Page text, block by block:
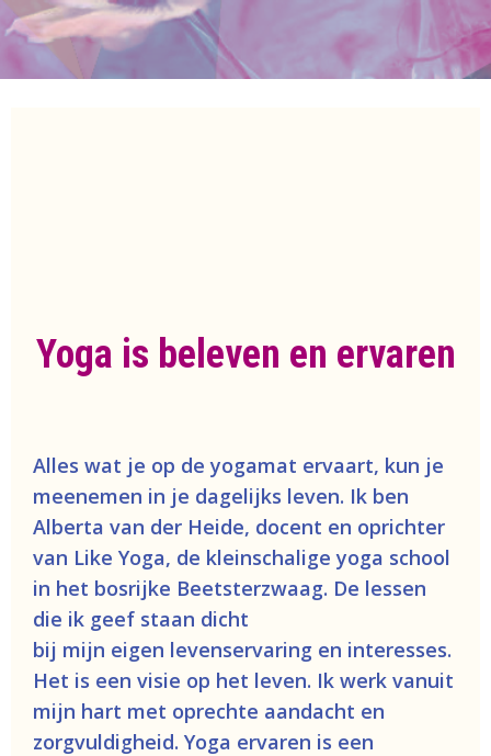
Yoga is beleven en ervaren
Alles wat je op de yogamat ervaart, kun je
meenemen in je dagelijks leven. Ik ben
Alberta van der Heide, docent en oprichter
van Like Yoga, de kleinschalige yoga school
in het bosrijke Beetsterzwaag. De lessen
die ik geef staan dicht
bij mijn eigen levenservaring en interesses.
Het is een visie op het leven. Ik werk vanuit
mijn hart met oprechte aandacht en
zorgvuldigheid. Yoga ervaren is een